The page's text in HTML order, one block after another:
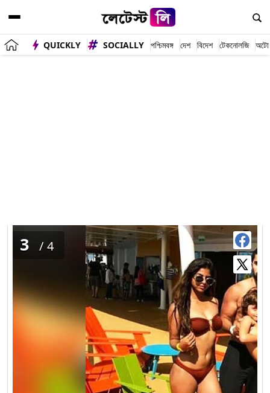
QUICKLY SOCIALLY পশ্চিমবঙ্গ দেশ বিদেশ টেকনোলজি অটো
3 /4